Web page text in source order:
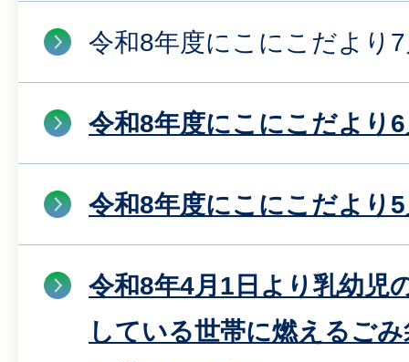
令和8年度にこにこだより
令和8年度にこにこだより
令和8年度にこにこだより
令和8年4月1日より乳幼児
している世帯に燃えるご